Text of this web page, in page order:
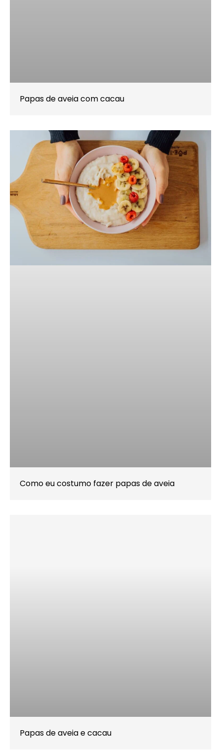
Papas de aveia com cacau
Como eu costumo fazer papas de aveia
Papas de aveia e cacau